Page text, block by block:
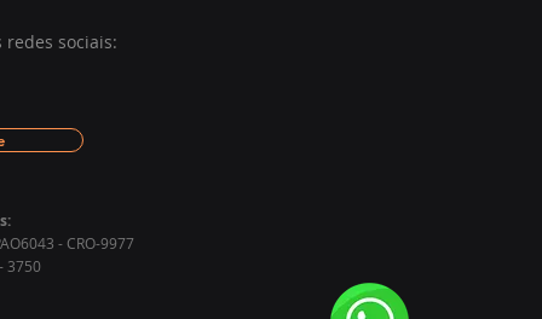
redes sociais:
- CRO-9977
3750